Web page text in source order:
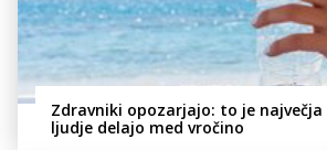
Zdravniki opozarjajo: to je
ljudje delajo med vročino